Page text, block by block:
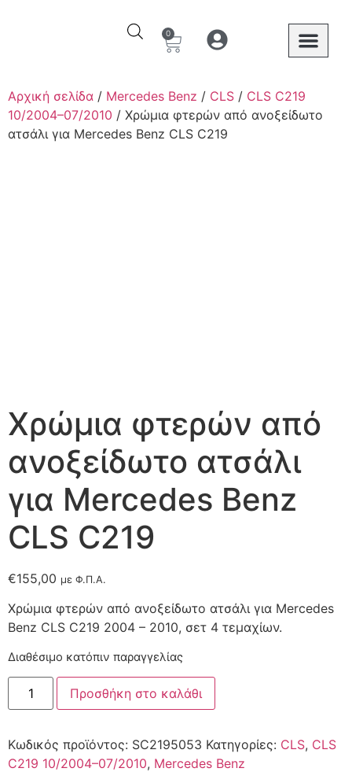
0
Αρχική σελίδα / Mercedes Benz / CLS / CLS C219
10/2004–07/2010 / Χρώμια φτερών από ανοξείδωτο
ατσάλι για Mercedes Benz CLS C219
Χρώμια φτερών από
ανοξείδωτο ατσάλι
για Mercedes Benz
CLS C219
€155,00 με Φ.Π.Α.
Χρώμια φτερών από ανοξείδωτο ατσάλι για Mercedes
Benz CLS C219 2004 – 2010, σετ 4 τεμαχίων.
Διαθέσιμο κατόπιν παραγγελίας
Προσθήκη στο καλάθι
Κωδικός προϊόντος: SC2195053 Κατηγορίες: CLS, CLS
C219 10/2004–07/2010, Mercedes Benz